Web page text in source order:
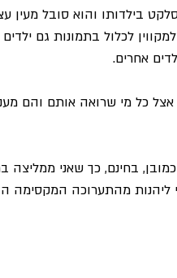
בילדותו והוא סובל
לכלול בתמונות גם
אחרים.
אצל כל מי שרואה אותם והם
בחינם, כך שאני ממליצה
ליהנות מהתערוכה המקסימה